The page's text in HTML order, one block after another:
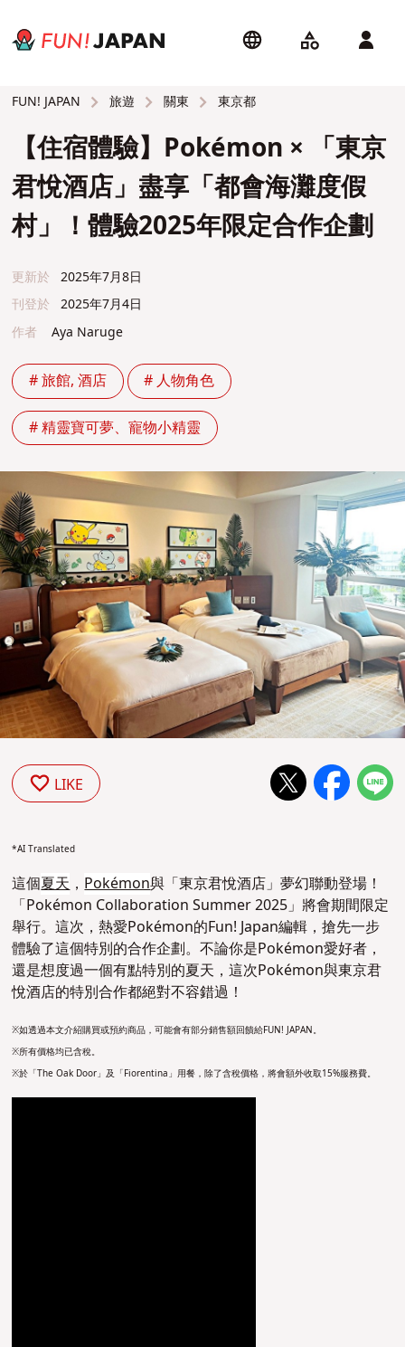
FUN! JAPAN 旅遊 關東 東京都
【住宿體驗】Pokémon × 「東京
君悅酒店」盡享「都會海灘度假
村」！體驗2025年限定合作企劃
更新於
2025年7月8日
刊登於
2025年7月4日
作者
Aya Naruge
# 旅館, 酒店 # 人物角色
# 精靈寶可夢、寵物小精靈
LIKE
*AI Translated
這個夏天，Pokémon與「東京君悅酒店」夢幻聯動登場！
「Pokémon Collaboration Summer 2025」將會期間限定
舉行。這次，熱愛Pokémon的Fun! Japan編輯，搶先一步
體驗了這個特別的合作企劃。不論你是Pokémon愛好者，
還是想度過一個有點特別的夏天，這次Pokémon與東京君
悅酒店的特別合作都絕對不容錯過！
※如透過本文介紹購買或預約商品，可能會有部分銷售額回饋給FUN! JAPAN。
※所有價格均已含稅。
※於「The Oak Door」及「Fiorentina」用餐，除了含稅價格，將會額外收取15%服務費。